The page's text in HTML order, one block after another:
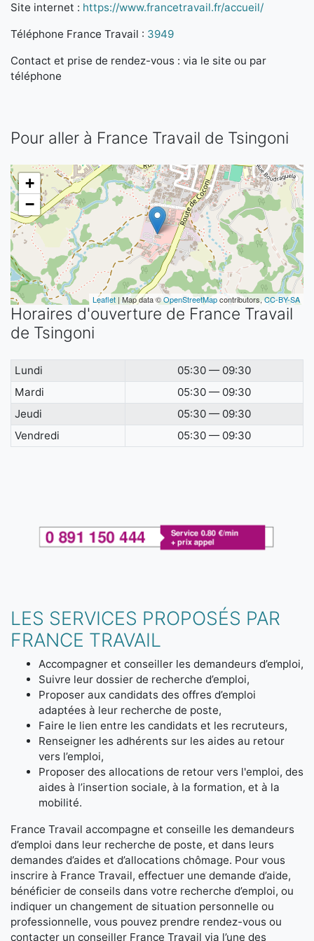
Site internet : https://www.francetravail.fr/accueil/
Téléphone France Travail : 3949
Contact et prise de rendez-vous : via le site ou par
téléphone
Pour aller à France Travail de Tsingoni
+
−
Leaflet | Map data ©OpenStreetMapcontributors, CC-BY-SA
Horaires d'ouverture de France Travail
de Tsingoni
Lundi
05:30 — 09:30
Mardi
05:30 — 09:30
Jeudi
05:30 — 09:30
Vendredi
05:30 — 09:30
LES SERVICES PROPOSÉS PAR
FRANCE TRAVAIL
Accompagner et conseiller les demandeurs d’emploi,
Suivre leur dossier de recherche d’emploi,
Proposer aux candidats des offres d’emploi
adaptées à leur recherche de poste,
Faire le lien entre les candidats et les recruteurs,
Renseigner les adhérents sur les aides au retour
vers l’emploi,
Proposer des allocations de retour vers l'emploi, des
aides à l’insertion sociale, à la formation, et à la
mobilité.
France Travail accompagne et conseille les demandeurs
d’emploi dans leur recherche de poste, et dans leurs
demandes d’aides et d’allocations chômage. Pour vous
inscrire à France Travail, effectuer une demande d’aide,
bénéficier de conseils dans votre recherche d’emploi, ou
indiquer un changement de situation personnelle ou
professionnelle, vous pouvez prendre rendez-vous ou
contacter un conseiller France Travail via l’une des